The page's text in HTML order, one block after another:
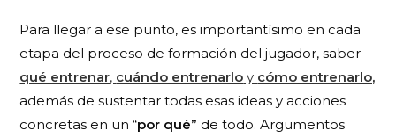
Para llegar a ese punto, es importantísimo en cada
etapa del proceso de formación del jugador, saber
qué entrenar, cuándo entrenarlo y cómo entrenarlo,
además de sustentar todas esas ideas y acciones
concretas en un “por qué” de todo. Argumentos